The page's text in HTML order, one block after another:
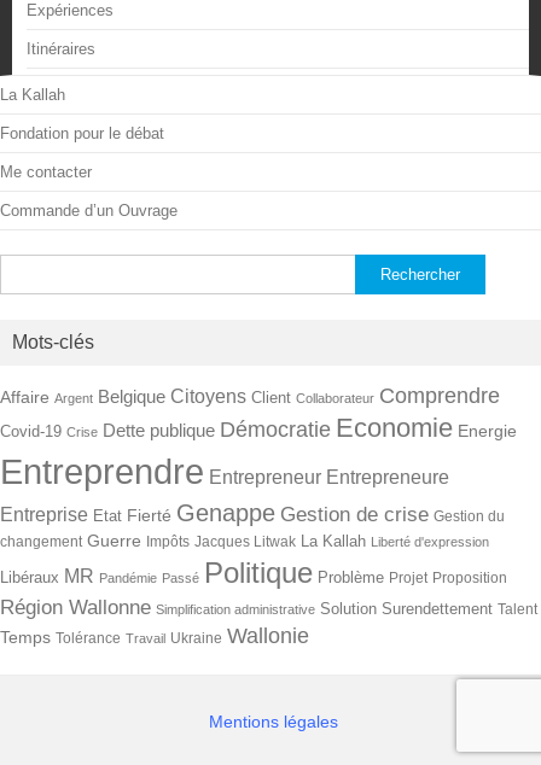
Expériences
Itinéraires
La Kallah
Fondation pour le débat
Me contacter
Commande d’un Ouvrage
Mots-clés
Affaire Argent Belgique Citoyens Client Collaborateur Comprendre
Covid-19 Crise Dette publique Démocratie Economie Energie
Entreprendre Entrepreneur Entrepreneure
Entreprise Etat Fierté Genappe Gestion de crise Gestion du
changement Guerre Impôts Jacques Litwak La Kallah Liberté d'expression
Libéraux MR Pandémie Passé Politique Problème Projet Proposition
Région Wallonne Simplification administrative Solution Surendettement Talent
Temps Tolérance Travail Ukraine Wallonie
Mentions légales